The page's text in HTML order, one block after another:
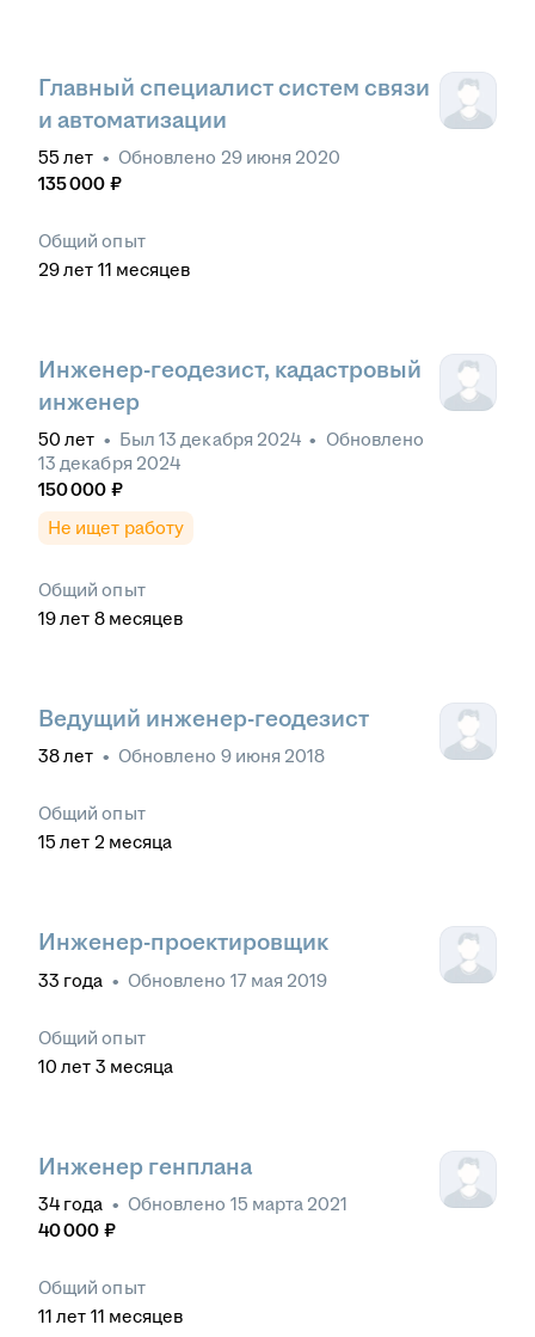
Главный специалист систем связи
и автоматизации
55 лет • Обновлено 29 июня 2020
135 000 ₽
Общий опыт
29лет 11 месяцев
Инженер-геодезист, кадастровый
инженер
50 лет • Был 13 декабря 2024 • Обновлено
13 декабря 2024
150 000 ₽
Не ищет работу
Общий опыт
19лет 8 месяцев
Ведущий инженер-геодезист
38лет • Обновлено 9 июня 2018
Общий опыт
15 лет 2 месяца
Инженер-проектировщик
33 года • Обновлено 17 мая 2019
Общий опыт
10 лет 3 месяца
Инженер генплана
34 года • Обновлено 15 марта 2021
40 000 ₽
Общий опыт
11 лет 11 месяцев